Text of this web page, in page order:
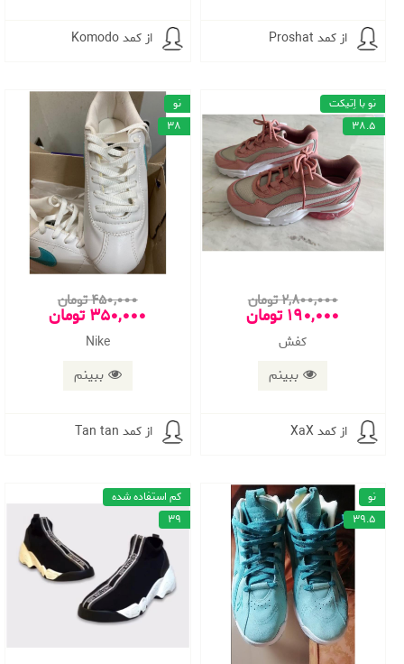
از کمد Proshat از کمد Komodo
2,800,000 تومان
190,000 تومان
کفش
ببینم
نو با اِتیکت
38.5
از کمد XaX
450,000 تومان
350,000 تومان
Nike
ببینم
نو
38
از کمد Tan tan
نو
39.5
کم استفاده شده
39